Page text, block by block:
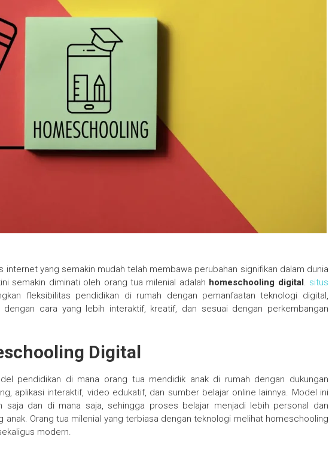
internet yang semakin mudah telah membawa perubahan signifikan dalam dunia
semakin diminati oleh orang tua milenial adalah homeschooling digital. situs
fleksibilitas pendidikan di rumah dengan pemanfaatan teknologi digital,
dengan cara yang lebih interaktif, kreatif, dan sesuai dengan perkembangan
Digital
pendidikan di mana orang tua mendidik anak di rumah dengan dukungan
aplikasi interaktif, video edukatif, dan sumber belajar online lainnya. Model ini
saja dan di mana saja, sehingga proses belajar menjadi lebih personal dan
anak. Orang tua milenial yang terbiasa dengan teknologi melihat homeschooling
modern.